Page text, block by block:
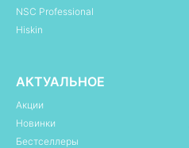
NSC Professional
Hiskin
АКТУАЛЬНОЕ
Акции
Новинки
Бестселлеры